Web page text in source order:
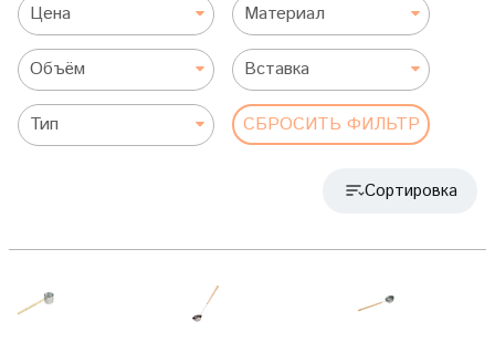
Цена
Материал
Объём Вставка
Тип СБРОСИТЬ ФИЛЬТР
Сортировка